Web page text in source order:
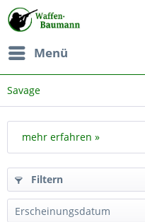
Menü
Savage
mehr erfahren »
Filtern